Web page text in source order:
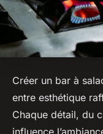
Créer un bar à
entre esthétique
Chaque détail, du